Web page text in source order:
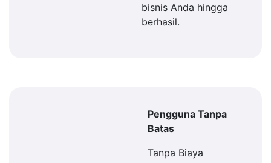
bisnis Anda hingga
berhasil.
Pengguna Tanpa
Batas
Tanpa Biaya